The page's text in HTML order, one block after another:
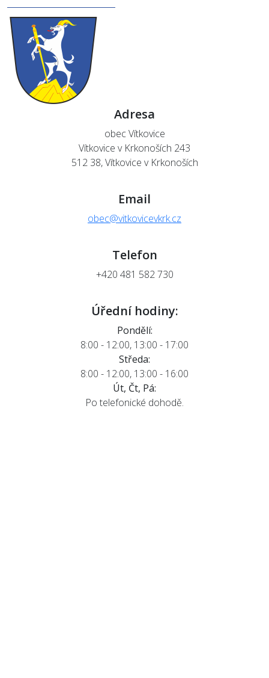
Adresa
obec Vítkovice
Vítkovice v Krkonoších 243
512 38, Vítkovice v Krkonoších
Email
obec@vitkovicevkrk.cz
Telefon
+420 481 582 730
Úřední hodiny:
Pondělí:
8:00 - 12:00, 13:00 - 17:00
Středa:
8:00 - 12:00, 13:00 - 16:00
Út, Čt, Pá:
Po telefonické dohodě.